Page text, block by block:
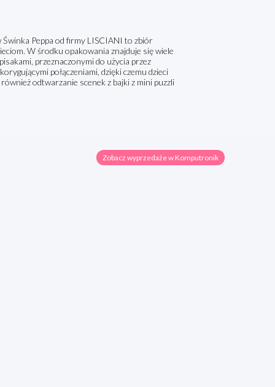
Świnka Peppa od firmy LISCIANI to zbiór
W środku opakowania znajduje się wiele
przeznaczonymi do użycia przez
połączeniami, dzięki czemu dzieci
odtwarzanie scenek z bajki z mini puzzli
Zobacz wyprzedaże w Komputronik